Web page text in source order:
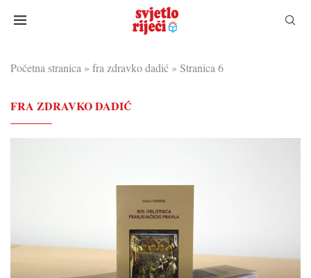
Početna stranica » fra zdravko dadić » Stranica 6
FRA ZDRAVKO DADIĆ